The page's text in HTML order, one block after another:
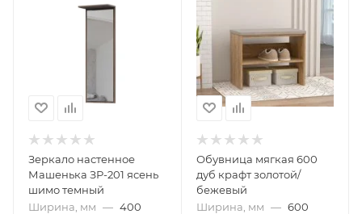
Зеркало настенное
Машенька ЗР-201 ясень
шимо темный
Ширина, мм — 400
Обувница мягкая 600
дуб крафт золотой/
бежевый
Ширина, мм — 600